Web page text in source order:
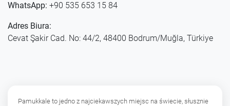
WhatsApp: +90 535 653 15 84
Adres Biura:
Cevat Şakir Cad. No: 44/2, 48400 Bodrum/Muğla, Türkiye
Pamukkale to jedno z najciekawszych miejsc na świecie, słusznie